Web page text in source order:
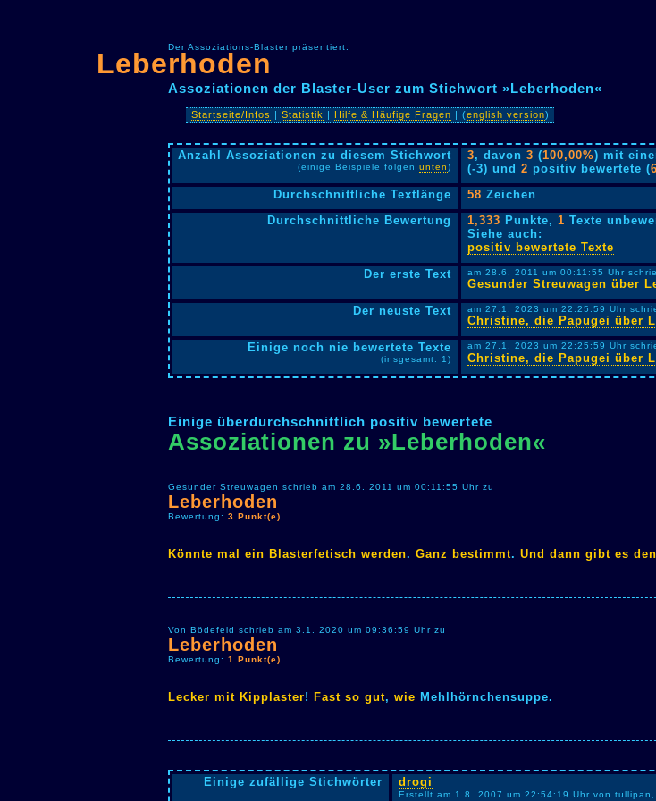
Der Assoziations-Blaster präsentiert:
Leberhoden
Assoziationen der Blaster-User zum Stichwort »Leberhoden«
Startseite/Infos Statistik Hilfe & Häufige Fragen | (english version)
Anzahl Assoziationen zu diesem Stichwort
(einige Beispiele folgen unten)
3, davon3 (100,00%) mit
(-3) und2 positiv bewertete (
Durchschnittliche Textlänge
58 Zeichen
Durchschnittliche Bewertung
1,333 Punkte,1 Texte
Siehe auch:
positiv bewertete Texte
Der erste Text
am 28.6. 2011 um 00:11:55 Uhr
Gesunder Streuwagen über
Der neuste Text
am 27.1. 2023 um 22:25:59 Uhr
Christine, die Papugei über
Einige noch nie bewertete Texte
(insgesamt: 1)
am 27.1. 2023 um 22:25:59 Uhr
Christine, die Papugei über
Einige überdurchschnittlich positiv bewertete
Assoziationen zu »Leberhoden«
Gesunder Streuwagen schrieb am 28.6. 2011 um 00:11:55 Uhr zu
Leberhoden
Bewertung: 3 Punkt(e)
Könnte mal ein Blasterfetisch werden. Ganz bestimmt. Und dann gibt es den
Von Bödefeld schrieb am 3.1. 2020 um 09:36:59 Uhr zu
Leberhoden
Bewertung: 1 Punkt(e)
Lecker mit Kipplaster! Fast so gut, wie Mehlhörnchensuppe.
Einige zufällige Stichwörter drogi
Erstellt am 1.8. 2007 um 22:54:19 Uhr von